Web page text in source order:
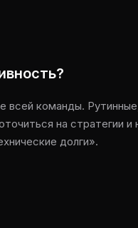
всей команды.
на стратегии и
долги».